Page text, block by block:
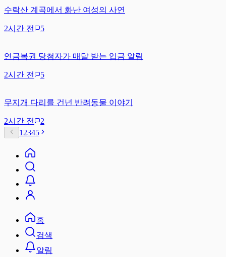
수락산 계곡에서 화난 여성의 사연
2시간 전 5
연금복권 당첨자가 매달 받는 입금 알림
2시간 전 5
무지개 다리를 건넌 반려동물 이야기
2시간 전
2
1 2345
홈
검색
알림